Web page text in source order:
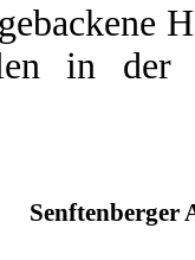
in der
Senftenberger